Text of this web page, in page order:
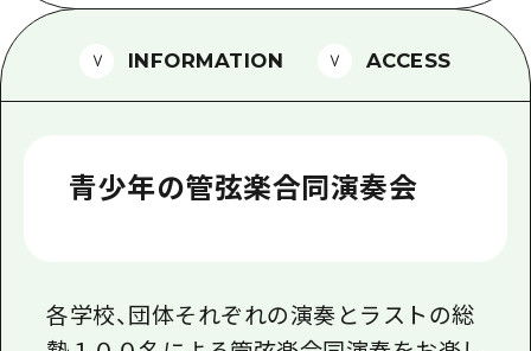
広島県を訪れる外国人旅行者向け情報一
ボランティアガイド
ユニバーサルツーリズム
広島県の魅力を動画でご紹介！
メディア掲載情報
INFORMATION ACCESS
青少年の管弦楽合同演奏会
各学校、団体それぞれの演奏とラストの総